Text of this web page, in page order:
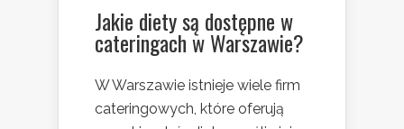
Jakie diety są dostępne w
cateringach w Warszawie?
W Warszawie istnieje wiele firm
cateringowych, które oferują